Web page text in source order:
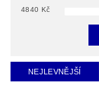
4840 Kč
NEJLEVNĚJŠÍ